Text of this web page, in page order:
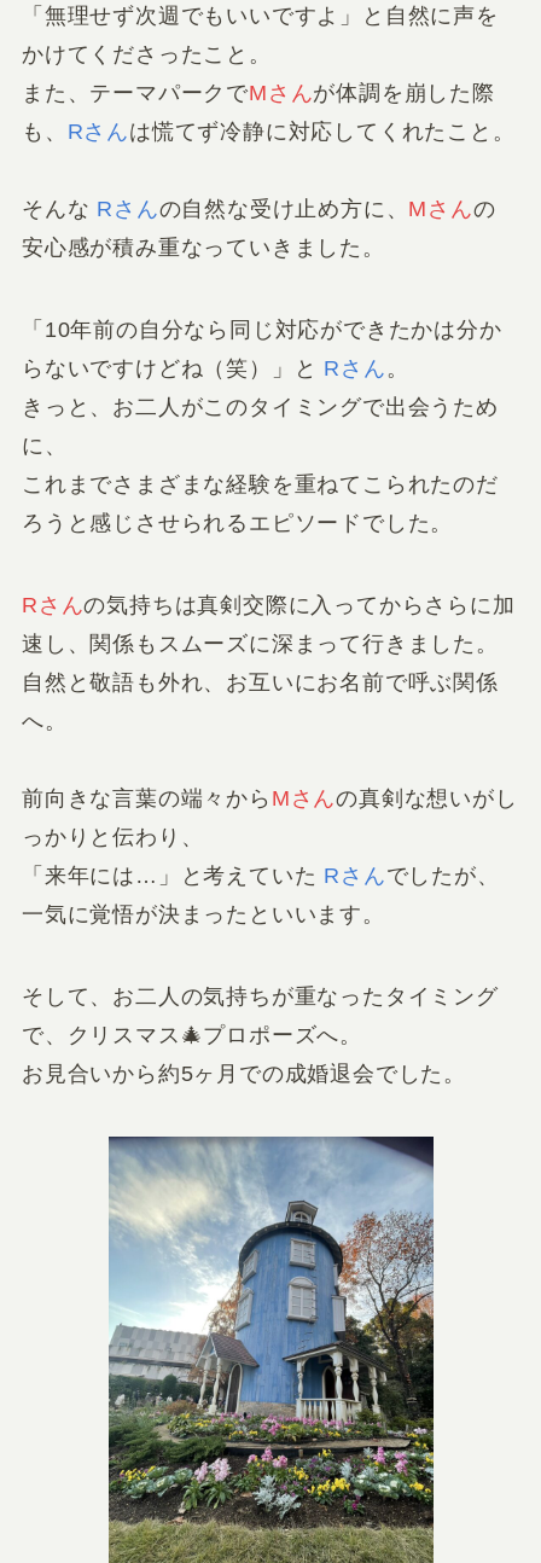
「無理せず次週でもいいですよ」と自然に声を
かけてくださったこと。
また、テーマパークでMさんが体調を崩した際
も、 Rさんは慌てず冷静に対応してくれたこと。
そんな Rさんの自然な受け止め方に、 Mさんの
安心感が積み重なっていきました。
「10年前の自分なら同じ対応ができたかは分か
らないですけどね（笑）」と Rさん。
きっと、お二人がこのタイミングで出会うため
に、
これまでさまざまな経験を重ねてこられたのだ
ろうと感じさせられるエピソードでした。
Rさんの気持ちは真剣交際に入ってからさらに加
速し、関係もスムーズに深まって行きました。
自然と敬語も外れ、お互いにお名前で呼ぶ関係
へ。
前向きな言葉の端々から Mさんの真剣な想いがし
っかりと伝わり、
「来年には…」と考えていた Rさんでしたが、
一気に覚悟が決まったといいます。
そして、お二人の気持ちが重なったタイミング
で、クリスマス🎄プロポーズへ。
お見合いから約5ヶ月での成婚退会でした。